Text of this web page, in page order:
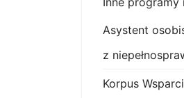
Asystent
z
Korpus